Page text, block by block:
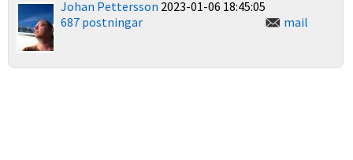
Johan Pettersson 2023-01-06 18:45:05
687 postningar
mail